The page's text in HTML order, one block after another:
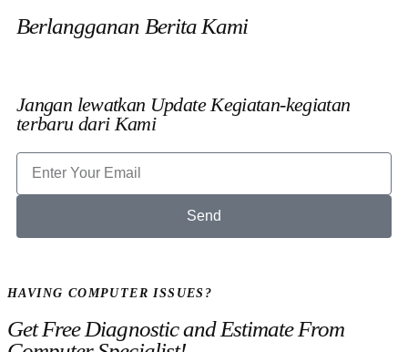
Berlangganan Berita Kami
Jangan lewatkan Update Kegiatan-kegiatan
terbaru dari Kami
Send
HAVING COMPUTER ISSUES?
Get Free Diagnostic and Estimate From